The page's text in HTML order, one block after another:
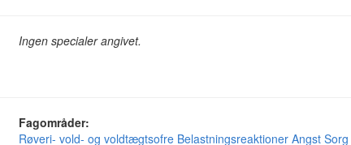
Ingen specialer angivet.
Fagområder:
Røveri- vold- og voldtægtsofre Belastningsreaktioner Angst